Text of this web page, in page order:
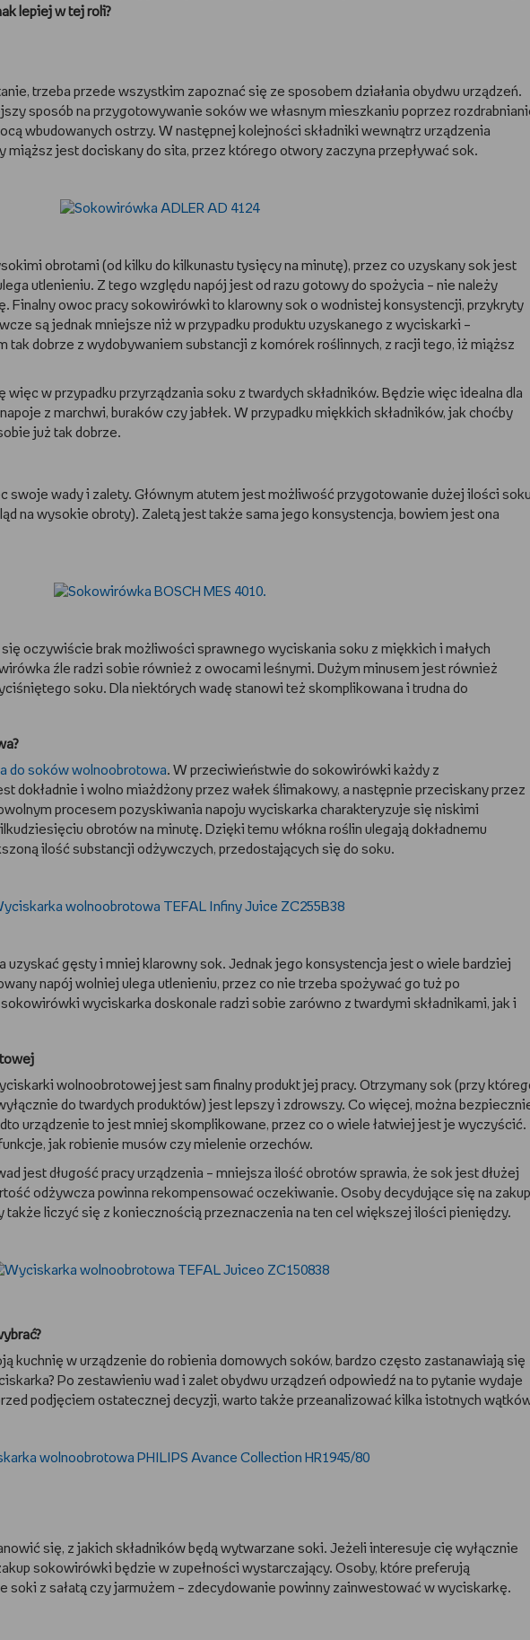
lepiej w tej roli?
trzeba przede wszystkim zapoznać się ze sposobem działania obydwu urządzeń.
sposób na przygotowywanie soków we własnym mieszkaniu poprzez
wbudowanych ostrzy. W następnej kolejności składniki wewnątrz urządzenia
miąższ jest dociskany do sita, przez którego otwory zaczyna przepływać sok.
obrotami (od kilku do kilkunastu tysięcy na minutę), przez co uzyskany sok jest
utlenieniu. Z tego względu napój jest od razu gotowy do spożycia – nie należy
Finalny owoc pracy sokowirówki to klarowny sok o wodnistej konsystencji, przykryty
są jednak mniejsze niż w przypadku produktu uzyskanego z wyciskarki –
tak dobrze z wydobywaniem substancji z komórek roślinnych, z racji tego, iż miąższ
w przypadku przyrządzania soku z twardych składników. Będzie więc idealna dla
z marchwi, buraków czy jabłek. W przypadku miękkich składników, jak choćby
już tak dobrze.
swoje wady i zalety. Głównym atutem jest możliwość przygotowanie dużej ilości soku
na wysokie obroty). Zaletą jest także sama jego konsystencja, bowiem jest ona
oczywiście brak możliwości sprawnego wyciskania soku z miękkich i małych
źle radzi sobie również z owocami leśnymi. Dużym minusem jest również
soku. Dla niektórych wadę stanowi też skomplikowana i trudna do
do soków wolnoobrotowa. W przeciwieństwie do sokowirówki każdy z
dokładnie i wolno miażdżony przez wałek ślimakowy, a następnie przeciskany przez
procesem pozyskiwania napoju wyciskarka charakteryzuje się niskimi
obrotów na minutę. Dzięki temu włókna roślin ulegają dokładnemu
ilość substancji odżywczych, przedostających się do soku.
uzyskać gęsty i mniej klarowny sok. Jednak jego konsystencja jest o wiele bardziej
napój wolniej ulega utlenieniu, przez co nie trzeba spożywać go tuż po
wyciskarka doskonale radzi sobie zarówno z twardymi składnikami, jak i
wolnoobrotowej jest sam finalny produkt jej pracy. Otrzymany sok (przy
do twardych produktów) jest lepszy i zdrowszy. Co więcej, można
urządzenie to jest mniej skomplikowane, przez co o wiele łatwiej jest je wyczyścić.
jak robienie musów czy mielenie orzechów.
jest długość pracy urządzenia – mniejsza ilość obrotów sprawia, że sok jest dłużej
odżywcza powinna rekompensować oczekiwanie. Osoby decydujące się na zakup
liczyć się z koniecznością przeznaczenia na ten cel większej ilości pieniędzy.
kuchnię w urządzenie do robienia domowych soków, bardzo często zastanawiają się
Po zestawieniu wad i zalet obydwu urządzeń odpowiedź na to pytanie wydaje
podjęciem ostatecznej decyzji, warto także przeanalizować kilka istotnych
się, z jakich składników będą wytwarzane soki. Jeżeli interesuje cię wyłącznie
sokowirówki będzie w zupełności wystarczający. Osoby, które preferują
soki z sałatą czy jarmużem – zdecydowanie powinny zainwestować w wyciskarkę.